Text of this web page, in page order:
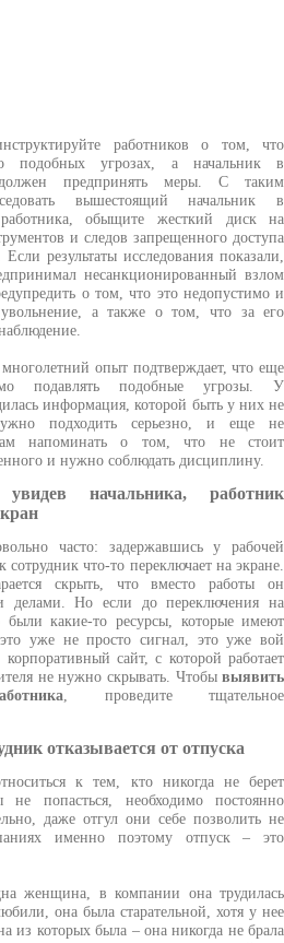
работников о том, что
подобных угрозах, а начальник в
должен предпринять меры. С таким
вышестоящий начальник в
работника, обыщите жесткий диск на
и следов запрещенного доступа
результаты исследования показали,
несанкционированный взлом
о том, что это недопустимо и
увольнение, а также о том, что за его
опыт подтверждает, что еще
подавлять подобные угрозы. У
информация, которой быть у них не
подходить серьезно, и еще не
напоминать о том, что не стоит
и нужно соблюдать дисциплину.
начальника, работник
часто: задержавшись у рабочей
сотрудник что-то переключает на экране.
скрыть, что вместо работы он
делами. Но если до переключения на
были какие-то ресурсы, которые имеют
уже не просто сигнал, это уже вой
сайт, с которой работает
не нужно скрывать. Чтобывыявить
, проведите тщательное
отказывается от отпуска
к тем, кто никогда не берет
попасться, необходимо постоянно
даже отгул они себе позволить не
именно поэтому отпуск – это
женщина, в компании она трудилась
она была старательной, хотя у нее
из которых была – она никогда не брала